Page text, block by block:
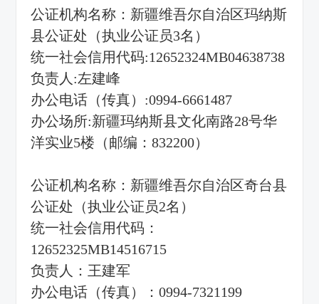
公证机构名称：新疆维吾尔自治区玛纳斯
县公证处（执业公证员3名）
统一社会信用代码:12652324MB04638738
负责人:左建峰
办公电话（传真）:0994-6661487
办公场所:新疆玛纳斯县文化南路28号华
洋实业5楼（邮编：832200）
公证机构名称：新疆维吾尔自治区奇台县
公证处（执业公证员2名）
统一社会信用代码：
12652325MB14516715
负责人：王建军
办公电话（传真）：0994-7321199